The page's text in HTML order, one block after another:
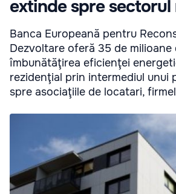
extinde spre
Banca Europeană pentru
Dezvoltare oferă 35 de
îmbunătăţirea eficienţei
rezidenţial prin intermediul unui
spre asociaţiile de locatari,